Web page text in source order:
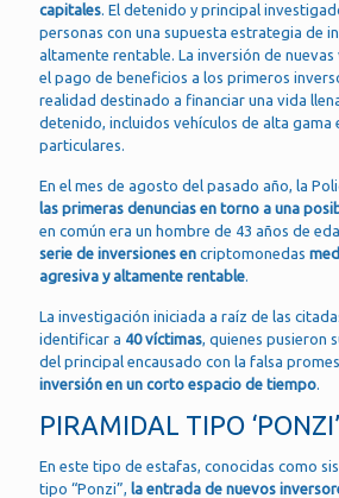
capitales. El detenido y principal
personas con una supuesta estrategia de
altamente rentable. La inversión de
el pago de beneficios a los primeros
realidad destinado a financiar una vida
detenido, incluidos vehículos de alta gama
particulares.
En el mes de agosto del pasado año, la
las primeras denuncias en torno a una
en común era un hombre de 43 años de
serie de inversiones en criptomonedas
agresiva y altamente rentable.
La investigación iniciada a raíz de las
identificar a 40 víctimas, quienes pusieron
del principal encausado con la falsa
inversión en un corto espacio de tiempo.
PIRAMIDAL TIPO ‘PONZI’
En este tipo de estafas, conocidas como
tipo “Ponzi”, la entrada de nuevos